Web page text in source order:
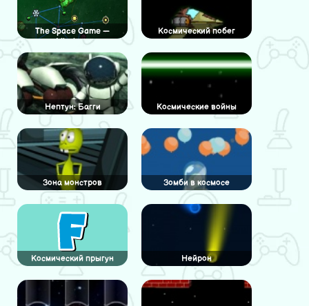
The Space Game —
Missions
Космический побег
Нептун: Багги Космические войны
Зона монстров Зомби в космосе
Космический прыгун Нейрон